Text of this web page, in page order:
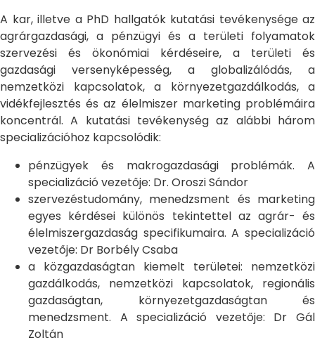
A kar, illetve a PhD hallgatók kutatási tevékenysége az
agrárgazdasági, a pénzügyi és a területi folyamatok
szervezési és ökonómiai kérdéseire, a területi és
gazdasági versenyképesség, a globalizálódás, a
nemzetközi kapcsolatok, a környezetgazdálkodás, a
vidékfejlesztés és az élelmiszer marketing problémáira
koncentrál. A kutatási tevékenység az alábbi három
specializációhoz kapcsolódik:
pénzügyek és makrogazdasági problémák. A
specializáció vezetője: Dr. Oroszi Sándor
szervezéstudomány, menedzsment és marketing
egyes kérdései különös tekintettel az agrár- és
élelmiszergazdaság specifikumaira. A specializáció
vezetője: Dr Borbély Csaba
a közgazdaságtan kiemelt területei: nemzetközi
gazdálkodás, nemzetközi kapcsolatok, regionális
gazdaságtan, környezetgazdaságtan és
menedzsment. A specializáció vezetője: Dr Gál
Zoltán